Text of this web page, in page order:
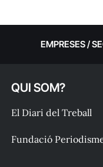
EMPRESES /
QUI SOM?
El Diari del Treball
Fundació